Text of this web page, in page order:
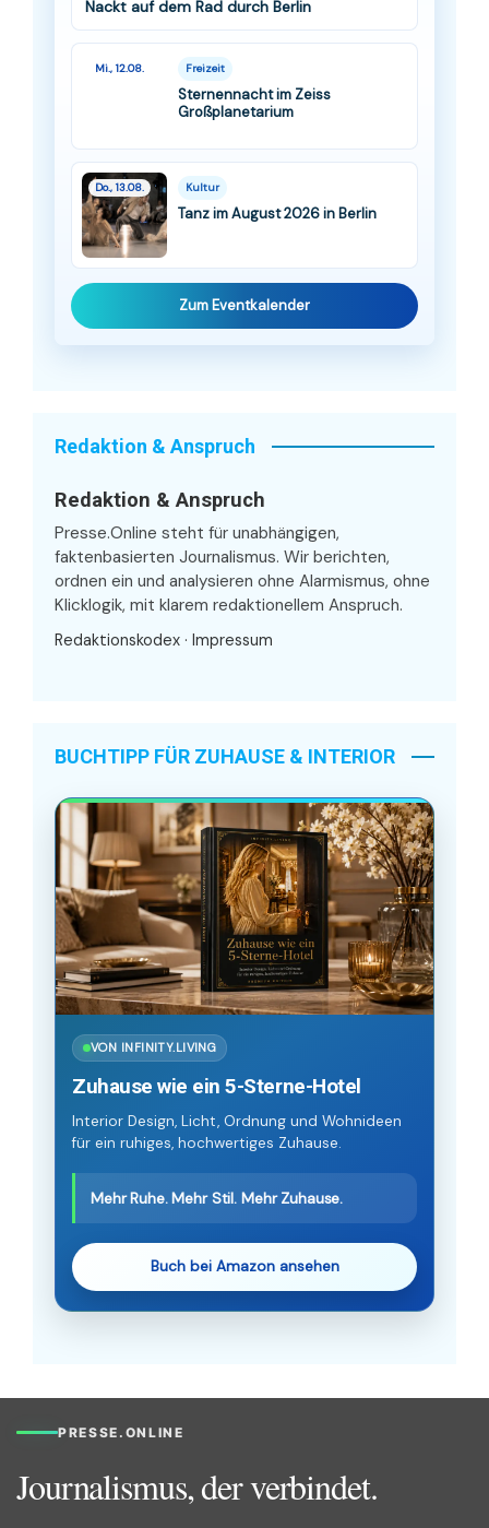
Nackt auf dem Rad durch Berlin
Mi., 12.08. Freizeit
Sternennacht im Zeiss
Großplanetarium
Do., 13.08. Kultur
Tanz im August 2026 in Berlin
Zum Eventkalender
Redaktion & Anspruch
Redaktion & Anspruch
Presse.Online steht für unabhängigen,
faktenbasierten Journalismus. Wir berichten,
ordnen ein und analysieren ohne Alarmismus, ohne
Klicklogik, mit klarem redaktionellem Anspruch.
Redaktionskodex · Impressum
BUCHTIPP FÜR ZUHAUSE & INTERIOR
VON INFINITY.LIVING
Zuhause wie ein 5-Sterne-Hotel
Interior Design, Licht, Ordnung und Wohnideen
für ein ruhiges, hochwertiges Zuhause.
Mehr Ruhe. Mehr Stil. Mehr Zuhause.
Buch bei Amazon ansehen
PRESSE.ONLINE
Journalismus, der verbindet.